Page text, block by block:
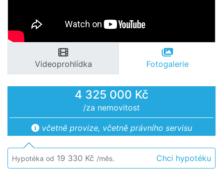
Videoprohlídka Fotogalerie
4 325 000 Kč
/za nemovitost
včetně provize, včetně právního servisu
Hypotéka od 19 330 Kč /měs. Chci hypotéku